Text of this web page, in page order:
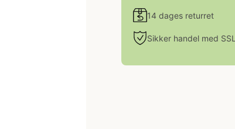
14 dages returret
Sikker handel med